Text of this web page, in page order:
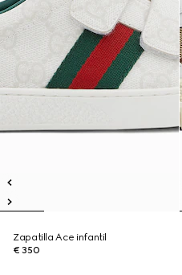
Zapatilla Ace infantil
€ 350